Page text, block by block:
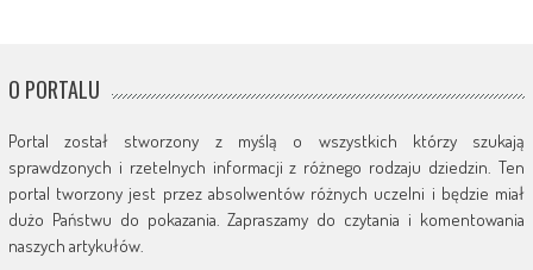
O PORTALU
Portal został stworzony z myślą o wszystkich którzy szukają
sprawdzonych i rzetelnych informacji z różnego rodzaju dziedzin. Ten
portal tworzony jest przez absolwentów różnych uczelni i będzie miał
dużo Państwu do pokazania. Zapraszamy do czytania i komentowania
naszych artykułów.